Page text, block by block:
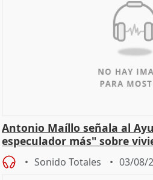
Antonio Maíllo señala al
especulador más" sobre
Becerril
Sonido Totales 03/08/